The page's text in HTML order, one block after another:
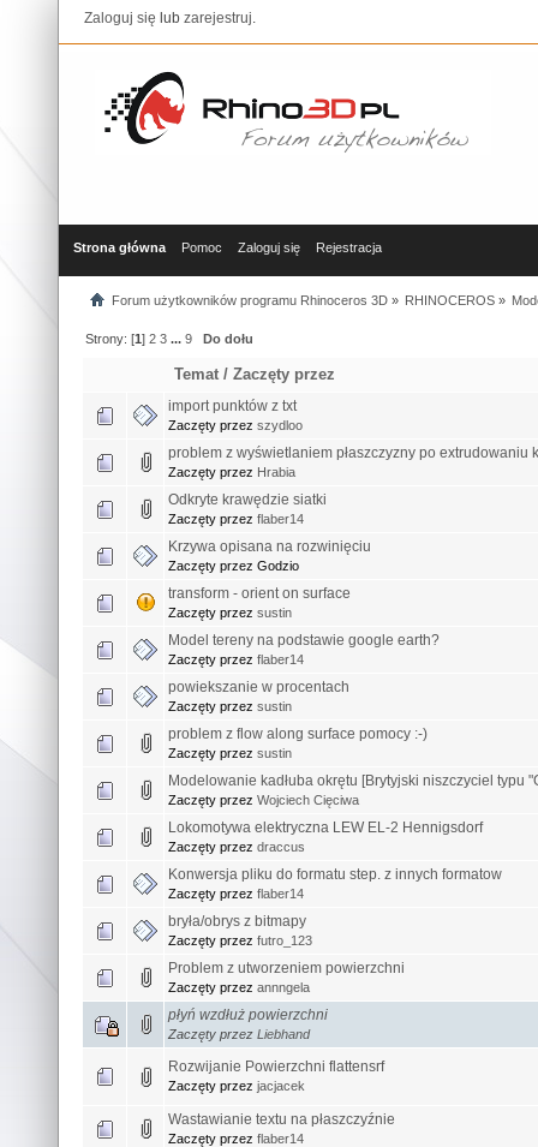
Zaloguj się lub zarejestruj.
Strona główna Pomoc Zaloguj się Rejestracja
Forum użytkowników programu Rhinoceros 3D» RHINOCEROS»
Strony: [1]2 3 ...9 Do dołu
Temat /Zaczęty przez
import punktów z txt
Zaczęty przez szydloo
problem z wyświetlaniem płaszczyzny po extrudowaniu
Zaczęty przez Hrabia
Odkryte krawędzie siatki
Zaczęty przez flaber14
Krzywa opisana na rozwinięciu
Zaczęty przez Godzio
transform - orient on surface
Zaczęty przez sustin
Model tereny na podstawie google earth?
Zaczęty przez flaber14
powiekszanie w procentach
Zaczęty przez sustin
problem z flow along surface pomocy :-)
Zaczęty przez sustin
Modelowanie kadłuba okrętu [Brytyjski niszczyciel typu
Zaczęty przez Wojciech Cięciwa
Lokomotywa elektryczna LEW EL-2 Hennigsdorf
Zaczęty przez draccus
Konwersja pliku do formatu step. z innych formatow
Zaczęty przez flaber14
bryła/obrys z bitmapy
Zaczęty przez futro_123
Problem z utworzeniem powierzchni
Zaczęty przez annngela
płyń wzdłuż powierzchni
Zaczęty przez Liebhand
Rozwijanie Powierzchni flattensrf
Zaczęty przez jacjacek
Wastawianie textu na płaszczyźnie
Zaczęty przez flaber14